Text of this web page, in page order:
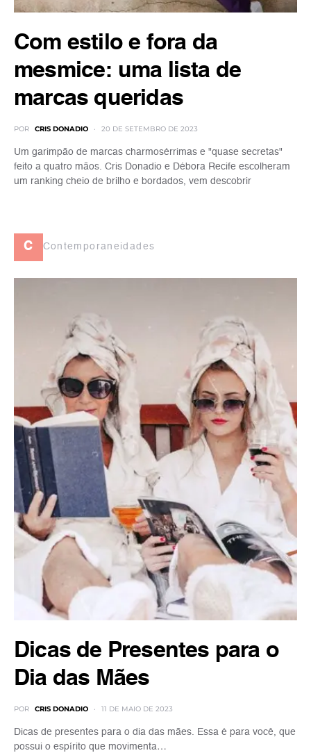
Com estilo e fora da
mesmice: uma lista de
marcas queridas
POR CRIS DONADIO 20 DE SETEMBRO DE 2023
Um garimpão de marcas charmosérrimas e "quase secretas"
feito a quatro mãos. Cris Donadio e Débora Recife escolheram
um ranking cheio de brilho e bordados, vem descobrir
c Contemporaneidades
Dicas de Presentes para o
Dia das Mães
POR CRIS DONADIO 11 DE MAIO DE 2023
Dicas de presentes para o dia das mães. Essa é para você, que
possui o espírito que movimenta…